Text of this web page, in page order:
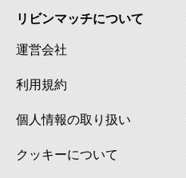
リビンマッチについて
運営会社
利用規約
個人情報の取り扱い
クッキーについて